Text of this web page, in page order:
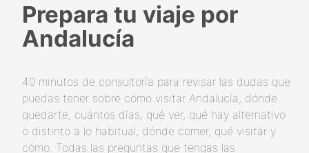
Prepara tu viaje por
Andalucía
40 minutos de consultoría para revisar las dudas que
puedas tener sobre cómo visitar Andalucía, dónde
quedarte, cuántos días, qué ver, qué hay alternativo
o distinto a lo habitual, dónde comer, qué visitar y
cómo. Todas las preguntas que tengas las